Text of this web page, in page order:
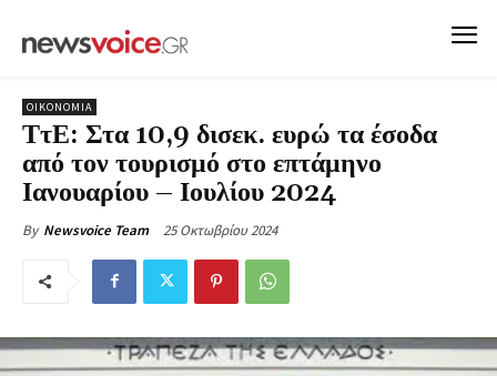
ΟΙΚΟΝΟΜΙΑ
ΤτΕ: Στα 10,9 δισεκ. ευρώ τα έσοδα
από τον τουρισμό στο επτάμηνο
Ιανουαρίου – Ιουλίου 2024
By Newsvoice Team 25 Οκτωβρίου 2024